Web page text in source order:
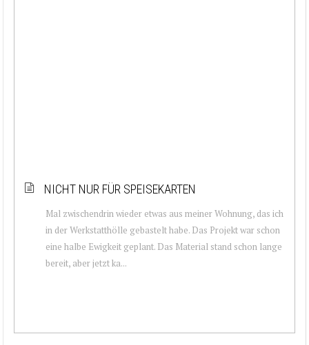
NICHT NUR FÜR SPEISEKARTEN
Mal zwischendrin wieder etwas aus meiner Wohnung, das ich
in der Werkstatthölle gebastelt habe. Das Projekt war schon
eine halbe Ewigkeit geplant. Das Material stand schon lange
bereit, aber jetzt ka...